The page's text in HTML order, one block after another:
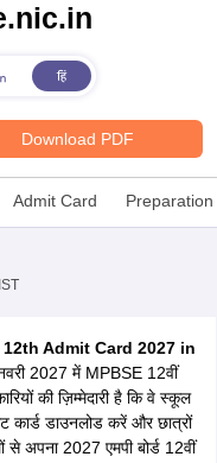
Time Table 2026
Arrear Result 2026
2026CBSE Second
Link 2026
Punjab
Download PDF
Admit Card Preparation
12th Admit Card 2027 in
2027 में MPBSE 12वीं
की ज़िम्मेदारी है कि वे स्कूल
कार्ड डाउनलोड करें और छात्रों
अपना 2027 एमपी बोर्ड 12वीं